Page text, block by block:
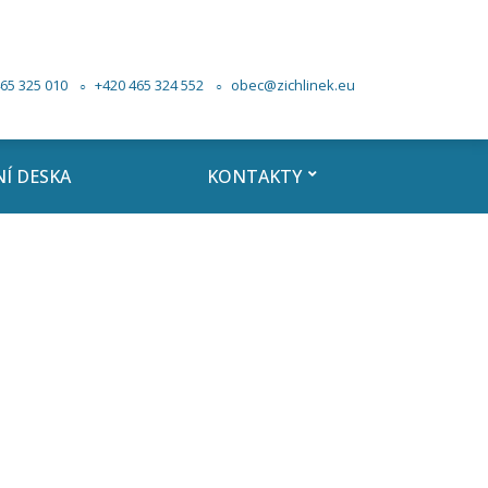
325 010 +420 465 324 552 obec@zichlinek.eu
DESKA KONTAKTY